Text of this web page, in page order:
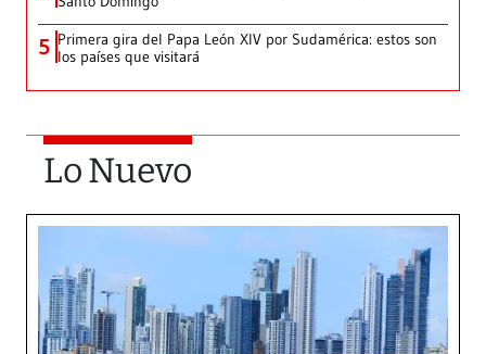
5 Primera gira del Papa León XIV por Sudamérica: estos son
los países que visitará
Lo Nuevo